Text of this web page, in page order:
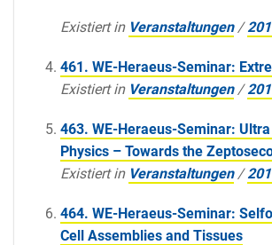
Existiert in Veranstaltungen /
461. WE-Heraeus-Seminar:
Existiert in Veranstaltungen /
463. WE-Heraeus-Seminar:
Physics – Towards the
Existiert in Veranstaltungen /
464. WE-Heraeus-Seminar:
Cell Assemblies and Tissues